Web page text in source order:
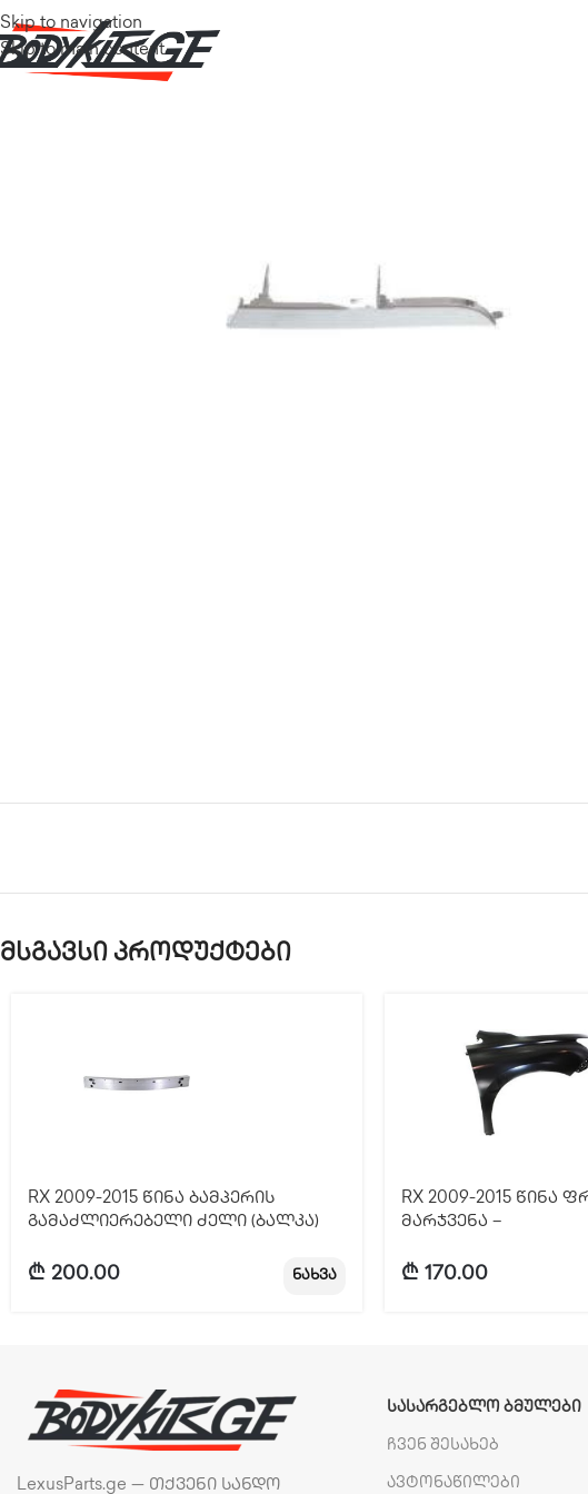
Skip to navigation
Skip to main content
მსგავსი პროდუქტები
RX 2009-2015 წინა ბამპერის
გამაძლიერებელი ძელი (ბალკა)
₾ 200.00 ნახვა
RX 2009-2015 წინა
მარჯვენა –
₾ 170.00
LexusParts.ge — თქვენი სანდო
ᲡᲐᲡᲐᲠᲒᲔᲑᲚᲝ ᲑᲛᲣᲚᲔᲑᲘ
ჩვენ შესახებ
ავტონაწილები